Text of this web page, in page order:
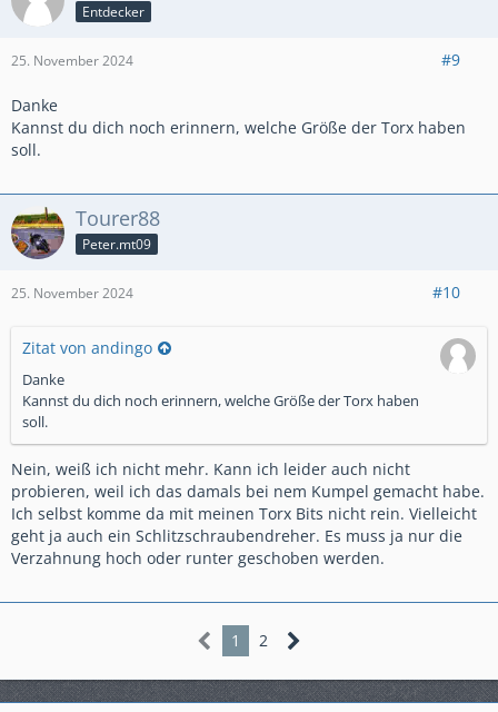
Entdecker
25. November 2024 #9
Danke
Kannst du dich noch erinnern, welche Größe der Torx haben
soll.
Tourer88
Peter.mt09
25. November 2024 #10
Zitat von andingo
Danke
Kannst du dich noch erinnern, welche Größe der Torx haben
soll.
Nein, weiß ich nicht mehr. Kann ich leider auch nicht
probieren, weil ich das damals bei nem Kumpel gemacht habe.
Ich selbst komme da mit meinen Torx Bits nicht rein. Vielleicht
geht ja auch ein Schlitzschraubendreher. Es muss ja nur die
Verzahnung hoch oder runter geschoben werden.
1 2